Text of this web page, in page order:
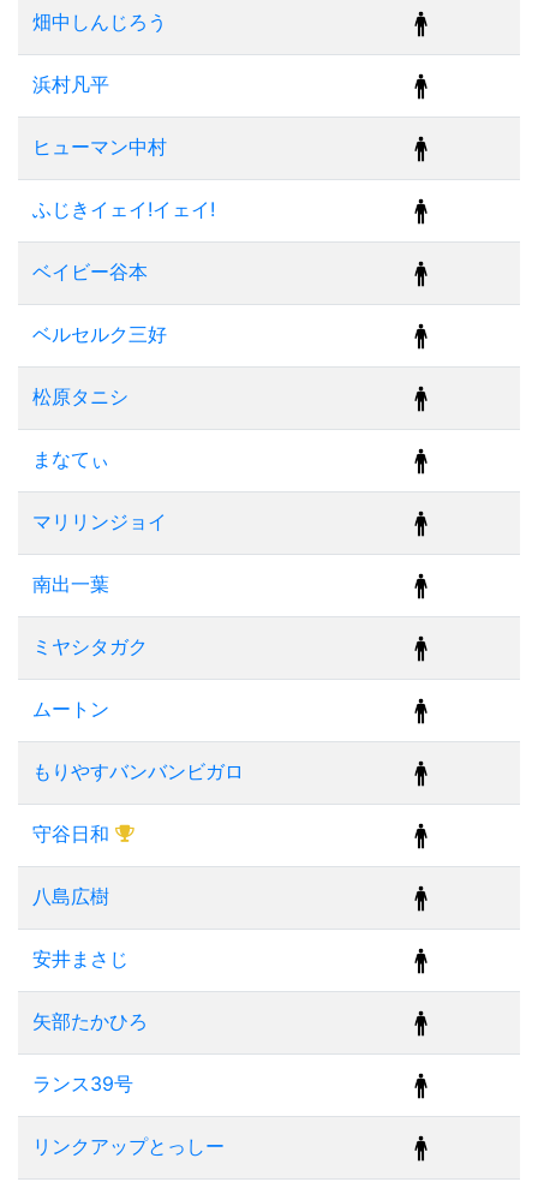
畑中しんじろう
浜村凡平
ヒューマン中村
ふじきイェイ!イェイ!
ベイビー谷本
ベルセルク三好
松原タニシ
まなてぃ
マリリンジョイ
南出一葉
ミヤシタガク
ムートン
もりやすバンバンビガロ
守谷日和
八島広樹
安井まさじ
矢部たかひろ
ランス39号
リンクアップとっしー